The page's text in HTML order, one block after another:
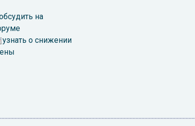
на
узнать о снижении